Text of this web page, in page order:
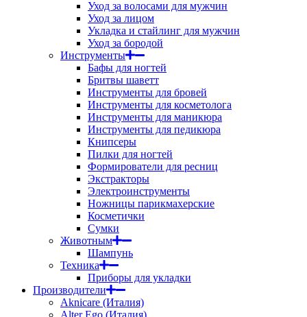
Уход за волосами для мужчин
Уход за лицом
Укладка и стайлинг для мужчин
Уход за бородой
Инструменты
Бафы для ногтей
Бритвы шаветт
Инструменты для бровей
Инструменты для косметолога
Инструменты для маникюра
Инструменты для педикюра
Книпсеры
Пилки для ногтей
Формирователи для ресниц
Экстракторы
Электроинструменты
Ножницы парикмахерские
Косметички
Сумки
Животным
Шампунь
Техника
Приборы для укладки
Производители
Aknicare (Италия)
Alter Ego (Италия)